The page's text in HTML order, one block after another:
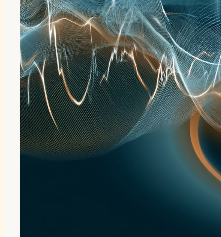
d
o
n
k
y
o
o
k
a